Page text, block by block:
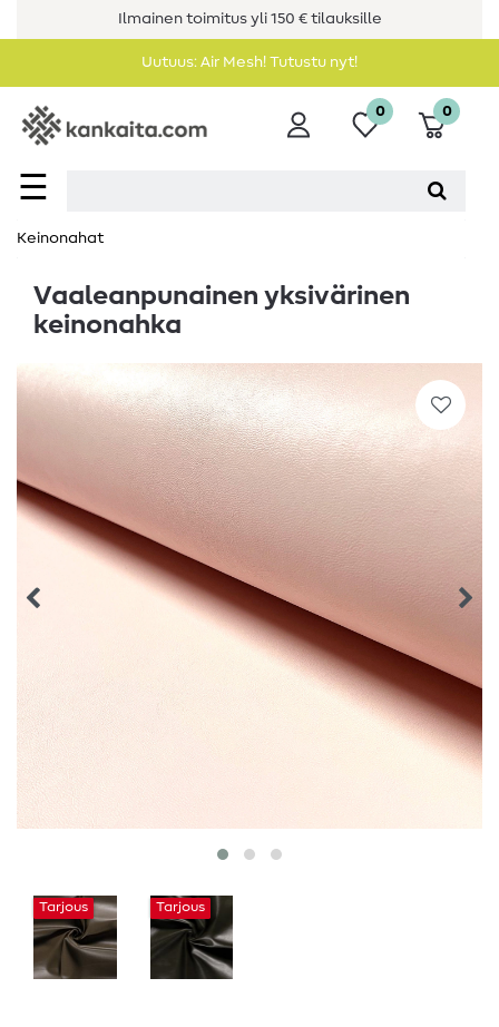
Ilmainen toimitus yli 150 € tilauksille
Uutuus: Air Mesh! Tutustu nyt!
☰
0 0
Keinonahat
Vaaleanpunainen yksivärinen
keinonahka
Tarjous Tarjous